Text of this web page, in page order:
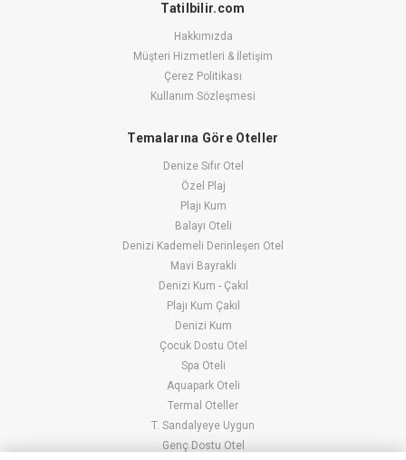
Tatilbilir.com
Hakkımızda
Müşteri Hizmetleri & İletişim
Çerez Politikası
Kullanım Sözleşmesi
Temalarına Göre Oteller
Denize Sıfır Otel
Özel Plaj
Plajı Kum
Balayı Oteli
Denizi Kademeli Derinleşen Otel
Mavi Bayraklı
Denizi Kum - Çakıl
Plajı Kum Çakıl
Denizi Kum
Çocuk Dostu Otel
Spa Oteli
Aquapark Oteli
Termal Oteller
T. Sandalyeye Uygun
Genç Dostu Otel